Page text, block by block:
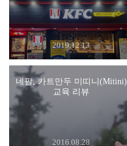
2019.12.13
네팔, 카트만두 미띠니(Mitini)
교육 리뷰
2016.08.28